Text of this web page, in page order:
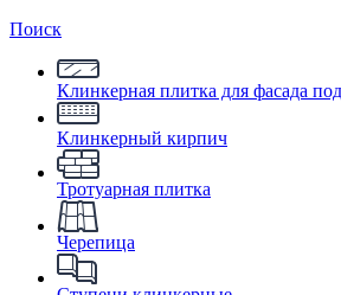
Поиск
Клинкерная плитка для фасада
Клинкерный кирпич
Тротуарная плитка
Черепица